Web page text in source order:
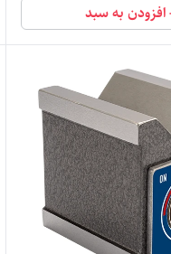
افزودن به سبد